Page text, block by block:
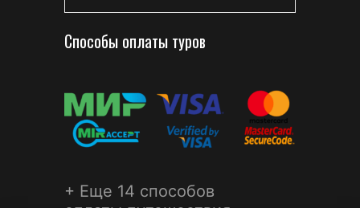
Способы оплаты туров
+ Еще 14 способов